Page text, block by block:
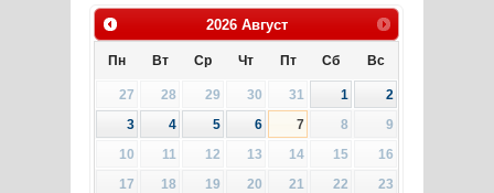
2026 Август
Пн Вт Ср Чт Пт Сб Вс
27 28 29 30 31 1
2
3
4 5 6 7 8
9
10
11 12 13 14 15
16
17
18 19 20 21 22
23